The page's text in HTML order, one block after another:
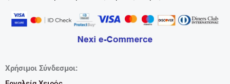
Χρήσιμοι Σύνδεσμοι: